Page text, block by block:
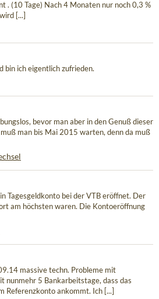
. (10 Tage) Nach 4 Monaten nur noch 0,3 %
[...]
bin ich eigentlich zufrieden.
bevor man aber in den Genuß dieser
man bis Mai 2015 warten, denn da muß
Tagesgeldkonto bei der VTB eröffnet. Der
am höchsten waren. Die Kontoeröffnung
massive techn. Probleme mit
nunmehr 5 Bankarbeitstage, dass das
Referenzkonto ankommt. Ich [...]